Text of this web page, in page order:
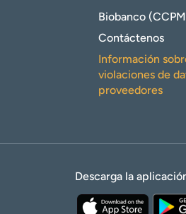
Biobanco
Contáctenos
Información
violaciones de
proveedores
Descarga la